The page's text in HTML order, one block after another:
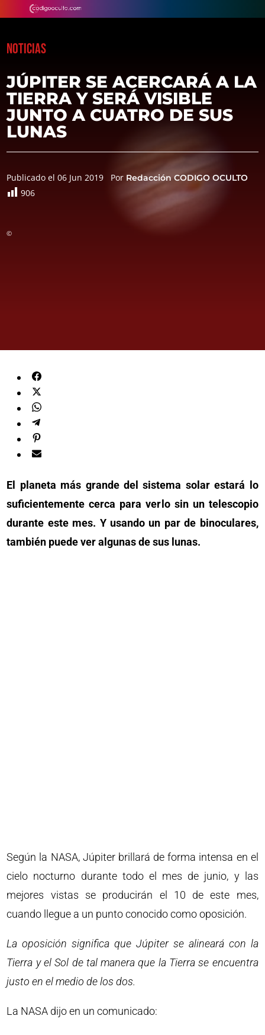
NOTICIAS
JÚPITER SE ACERCARÁ A LA
TIERRA Y SERÁ VISIBLE
JUNTO A CUATRO DE SUS
LUNAS
Publicado el 06 Jun 2019 Por Redacción CODIGO OCULTO
906
©
El planeta más grande del sistema solar estará lo
suficientemente cerca para verlo sin un telescopio
durante este mes. Y usando un par de binoculares,
también puede ver algunas de sus lunas.
Según la NASA, Júpiter brillará de forma intensa en el
cielo nocturno durante todo el mes de junio, y las
mejores vistas se producirán el 10 de este mes,
cuando llegue a un punto conocido como oposición.
La oposición significa que Júpiter se alineará con la
Tierra y el Sol de tal manera que la Tierra se encuentra
justo en el medio de los dos.
La NASA dijo en un comunicado: